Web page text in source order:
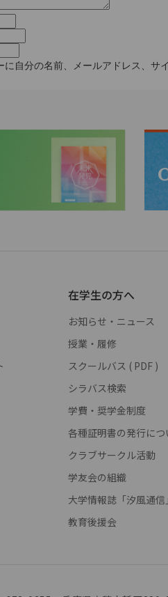
自分の名前、メールアドレス、サ
在学生の方へ
お知らせ・ニュース
授業・履修
スクールバス ( PDF )
シラバス検索
学費・奨学金制度
各種証明書の発行につ
クラブサークル活動
学友会の組織
大学情報誌「汐風通信」
教育後援会